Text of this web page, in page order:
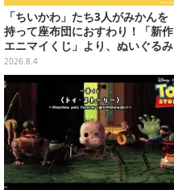
「ちいかわ」たち3人がみかんを
持って座布団におすわり！「新作
エニマイくじ」より、ぬいぐるみ
画像が初公開
2026.8.4